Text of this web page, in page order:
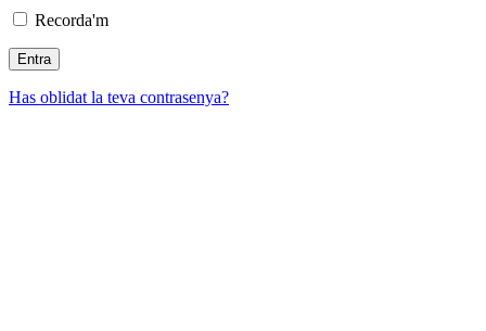
Recorda'm
Has oblidat la teva contrasenya?